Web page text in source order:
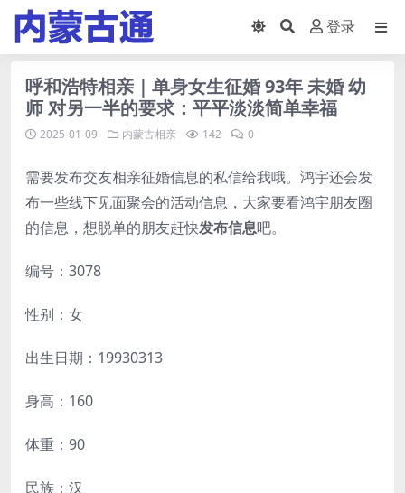
登录
呼和浩特相亲｜单身女生征婚 93年 未婚 幼
师 对另一半的要求：平平淡淡简单幸福
2025-01-09 内蒙古相亲 142 0
需要发布交友相亲征婚信息的私信给我哦。鸿宇还会发
布一些线下见面聚会的活动信息，大家要看鸿宇朋友圈
的信息，想脱单的朋友赶快发布信息吧。
编号：3078
性别：女
出生日期：19930313
身高：160
体重：90
民族：汉